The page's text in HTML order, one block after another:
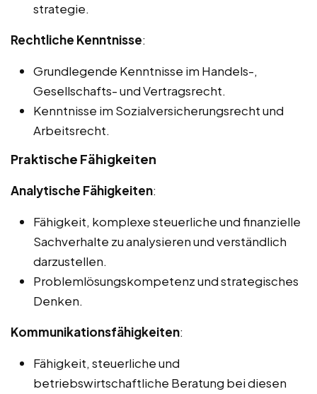
strategie.
Rechtliche Kenntnisse:
Grundlegende Kenntnisse im Handels-,
Gesellschafts- und Vertragsrecht.
Kenntnisse im Sozialversicherungsrecht und
Arbeitsrecht.
Praktische Fähigkeiten
Analytische Fähigkeiten:
Fähigkeit, komplexe steuerliche und finanzielle
Sachverhalte zu analysieren und verständlich
darzustellen.
Problemlösungskompetenz und strategisches
Denken.
Kommunikationsfähigkeiten:
Fähigkeit, steuerliche und
betriebswirtschaftliche Beratung bei diesen